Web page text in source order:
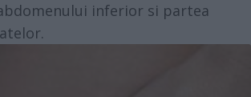
inferior si partea